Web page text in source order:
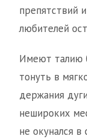
препятствий
любителей
Имеют талию
тонуть в
держания
нешироких
не окунался